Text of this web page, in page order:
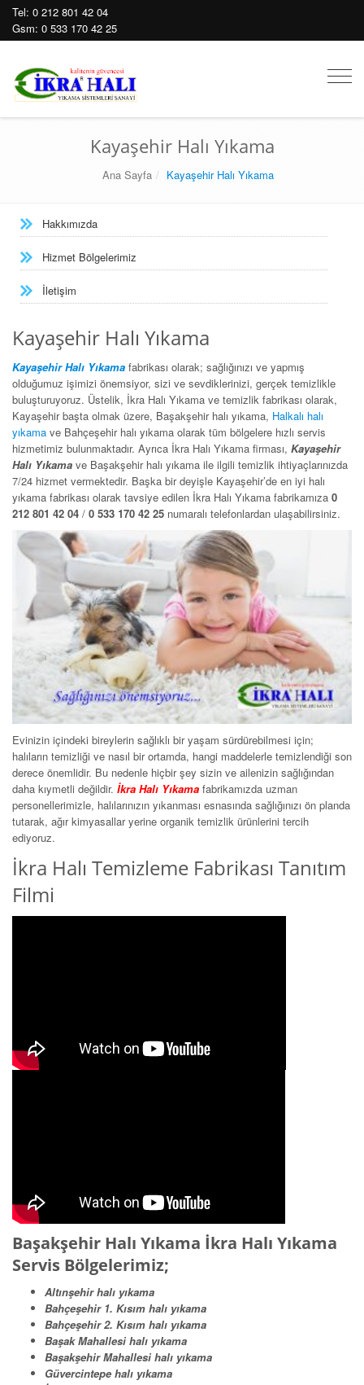
Tel: 0 212 801 42 04
Gsm: 0 533 170 42 25
Mobil
Kayaşehir Halı Yıkama
Ana Sayfa Kayaşehir Halı Yıkama
Hakkımızda
Hizmet Bölgelerimiz
İletişim
Kayaşehir Halı Yıkama
Kayaşehir Halı Yıkama fabrikası olarak; sağlığınızı ve yapmış
olduğumuz işimizi önemsiyor, sizi ve sevdiklerinizi, gerçek temizlikle
buluşturuyoruz. Üstelik, İkra Halı Yıkama ve temizlik fabrikası olarak,
Kayaşehir başta olmak üzere, Başakşehir halı yıkama, Halkalı halı
yıkama ve Bahçeşehir halı yıkama olarak tüm bölgelere hızlı servis
hizmetimiz bulunmaktadır. Ayrıca İkra Halı Yıkama firması, Kayaşehir
Halı Yıkama ve Başakşehir halı yıkama ile ilgili temizlik ihtiyaçlarınızda
7/24 hizmet vermektedir. Başka bir deyişle Kayaşehir’de en iyi halı
yıkama fabrikası olarak tavsiye edilen İkra Halı Yıkama fabrikamıza 0
212 801 42 04 / 0 533 170 42 25 numaralı telefonlardan ulaşabilirsiniz.
Evinizin içindeki bireylerin sağlıklı bir yaşam sürdürebilmesi için;
halıların temizliği ve nasıl bir ortamda, hangi maddelerle temizlendiği son
derece önemlidir. Bu nedenle hiçbir şey sizin ve ailenizin sağlığından
daha kıymetli değildir. İkra Halı Yıkama fabrikamızda uzman
personellerimizle, halılarınızın yıkanması esnasında sağlığınızı ön planda
tutarak, ağır kimyasallar yerine organik temizlik ürünlerini tercih
ediyoruz.
İkra Halı Temizleme Fabrikası Tanıtım
Filmi
Başakşehir Halı Yıkama İkra Halı Yıkama
Servis Bölgelerimiz;
Altınşehir halı yıkama
Bahçeşehir 1. Kısım halı yıkama
Bahçeşehir 2. Kısım halı yıkama
Başak Mahallesi halı yıkama
Başakşehir Mahallesi halı yıkama
Güvercintepe halı yıkama